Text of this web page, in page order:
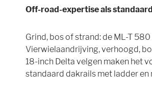
Off-road-expertise als
Grind, bos of strand: de ML-T
Vierwielaandrijving, verhoogd,
18-inch Delta velgen maken het
standaard dakrails met ladder